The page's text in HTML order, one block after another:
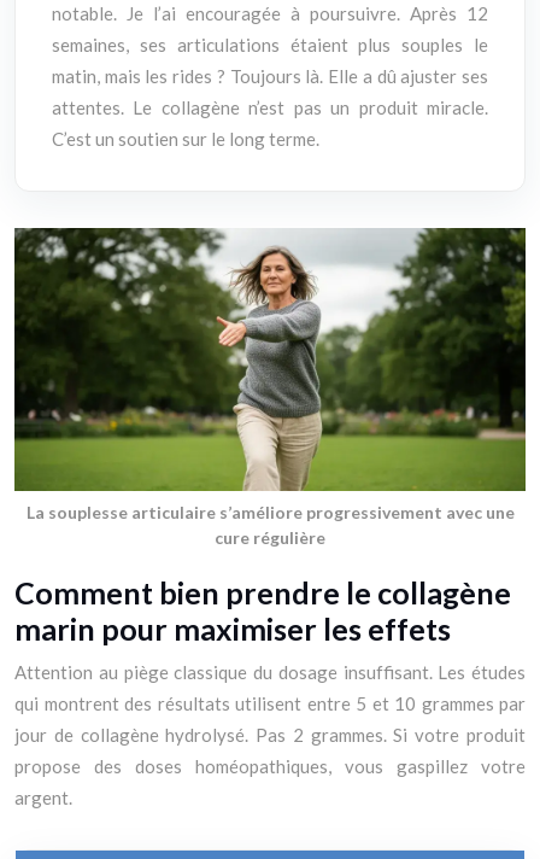
notable. Je l’ai encouragée à poursuivre. Après 12
semaines, ses articulations étaient plus souples le
matin, mais les rides ? Toujours là. Elle a dû ajuster ses
attentes. Le collagène n’est pas un produit miracle.
C’est un soutien sur le long terme.
La souplesse articulaire s’améliore progressivement avec une
cure régulière
Comment bien prendre le collagène
marin pour maximiser les effets
Attention au piège classique du dosage insuffisant. Les études
qui montrent des résultats utilisent entre 5 et 10 grammes par
jour de collagène hydrolysé. Pas 2 grammes. Si votre produit
propose des doses homéopathiques, vous gaspillez votre
argent.